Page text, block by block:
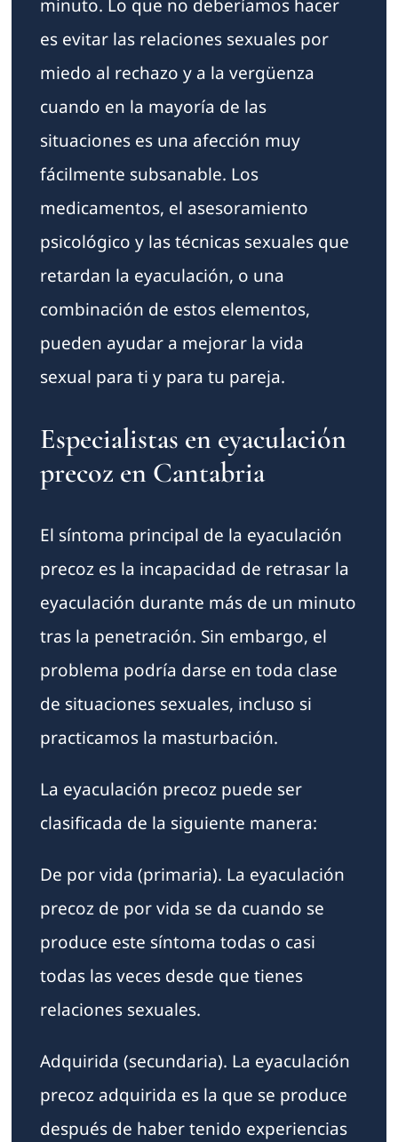
minuto. Lo que no deberíamos hacer
es evitar las relaciones sexuales por
miedo al rechazo y a la vergüenza
cuando en la mayoría de las
situaciones es una afección muy
fácilmente subsanable. Los
medicamentos, el asesoramiento
psicológico y las técnicas sexuales que
retardan la eyaculación, o una
combinación de estos elementos,
pueden ayudar a mejorar la vida
sexual para ti y para tu pareja.
Especialistas en eyaculación
precoz en Cantabria
El síntoma principal de la eyaculación
precoz es la incapacidad de retrasar la
eyaculación durante más de un minuto
tras la penetración. Sin embargo, el
problema podría darse en toda clase
de situaciones sexuales, incluso si
practicamos la masturbación.
La eyaculación precoz puede ser
clasificada de la siguiente manera:
De por vida (primaria). La eyaculación
precoz de por vida se da cuando se
produce este síntoma todas o casi
todas las veces desde que tienes
relaciones sexuales.
Adquirida (secundaria). La eyaculación
precoz adquirida es la que se produce
después de haber tenido experiencias